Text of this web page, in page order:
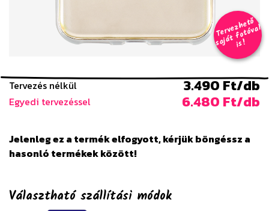
T
er
v
e
z
h
e
t
ő
s
aj
á
t
f
o
t
ó
v
al
i
s
!
Tervezés nélkül 3.490 Ft/db
Egyedi tervezéssel 6.480 Ft/db
Jelenleg ez a termék elfogyott, kérjük böngéssz a
hasonló termékek között!
Választható szállítási módok